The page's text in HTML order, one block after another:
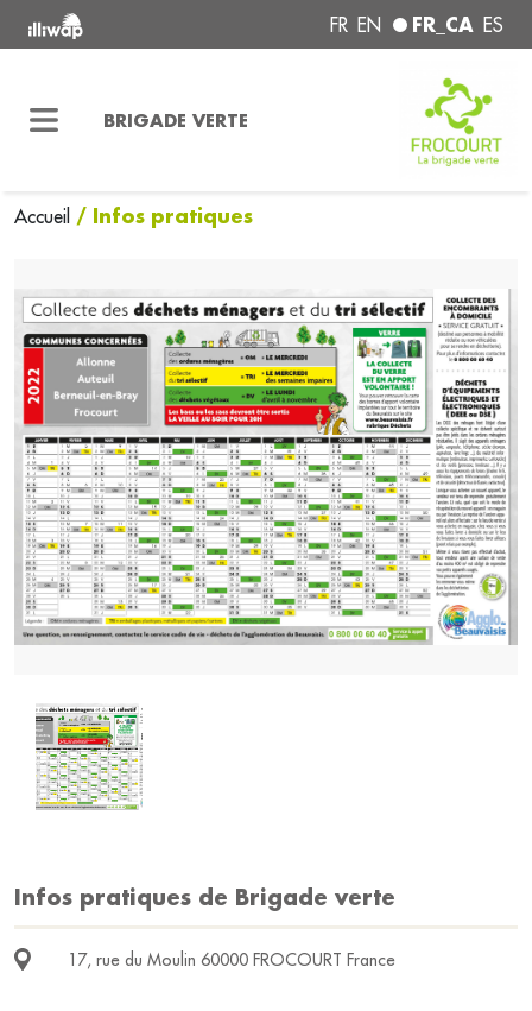
FR EN FR_CA ES
BRIGADE VERTE
Accueil / Infos pratiques
Infos pratiques de Brigade verte
17, rue du Moulin 60000 FROCOURT France